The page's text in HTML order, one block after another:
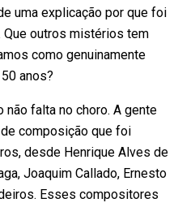
uma explicação por que foi
Que outros mistérios tem
como genuinamente
anos?
não falta no choro. A gente
composição que foi
desde Henrique Alves de
Joaquim Callado, Ernesto
Esses compositores